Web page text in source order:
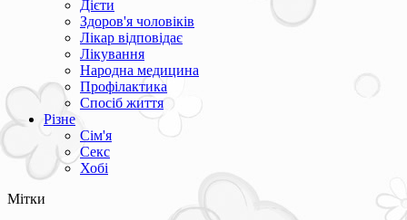
Дієти
Здоров'я чоловіків
Лікар відповідає
Лікування
Народна медицина
Профілактика
Спосіб життя
Різне
Сім'я
Секс
Хобі
Мітки